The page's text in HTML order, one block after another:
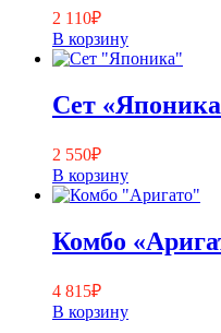
2 110₽
В корзину
Сет
2 550₽
В корзину
Комбо
4 815₽
В корзину